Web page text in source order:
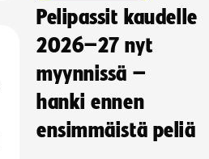
Pelipassit kaudelle
2026–27 nyt
myynnissä –
hanki ennen
ensimmäistä peliä